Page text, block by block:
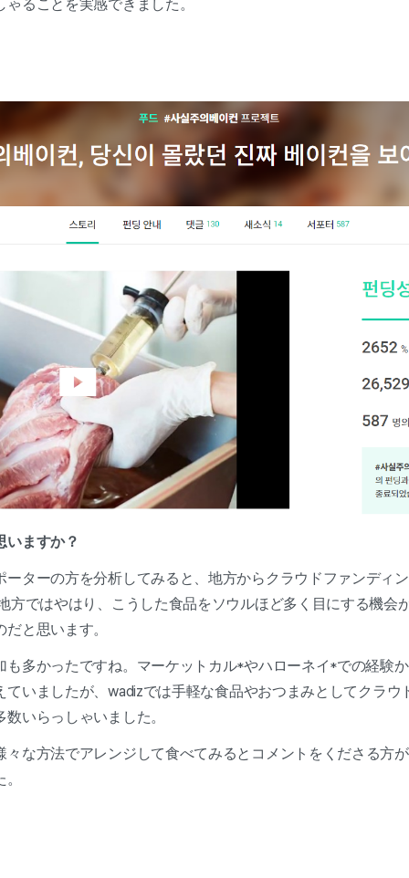
ることを実感できました。
いますか？
ーターの方を分析してみると、地方からクラウドファンディ
方ではやはり、こうした食品をソウルほど多く目にする機会
と思います。
も多かったですね。マーケットカル*やハローネイ*での経験
ていましたが、wadizでは手軽な食品やおつまみとしてクラウ
いらっしゃいました。
々な方法でアレンジして食べてみるとコメントをくださる方